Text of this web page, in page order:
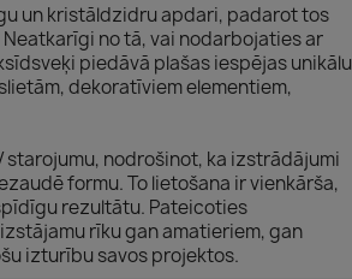
un kristāldzidru apdari, padarot tos
no tā, vai nodarbojaties ar
piedāvā plašas iespējas unikālu
dekoratīviem elementiem,
nodrošinot, ka izstrādājumi
formu. To lietošana ir vienkārša,
rezultātu. Pateicoties
rīku gan amatieriem, gan
izturību savos projektos.